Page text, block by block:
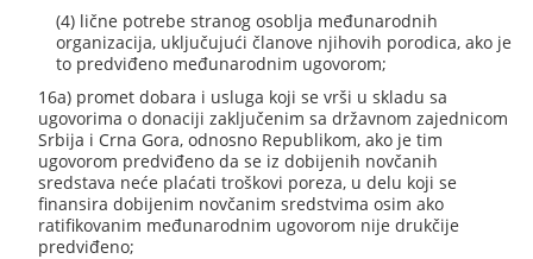
(4) lične potrebe stranog osoblja međunarodnih
organizacija, uključujući članove njihovih porodica, ako je
to predviđeno međunarodnim ugovorom;
16a) promet dobara i usluga koji se vrši u skladu sa
ugovorima o donaciji zaključenim sa državnom zajednicom
Srbija i Crna Gora, odnosno Republikom, ako je tim
ugovorom predviđeno da se iz dobijenih novčanih
sredstava neće plaćati troškovi poreza, u delu koji se
finansira dobijenim novčanim sredstvima osim ako
ratifikovanim međunarodnim ugovorom nije drukčije
predviđeno;